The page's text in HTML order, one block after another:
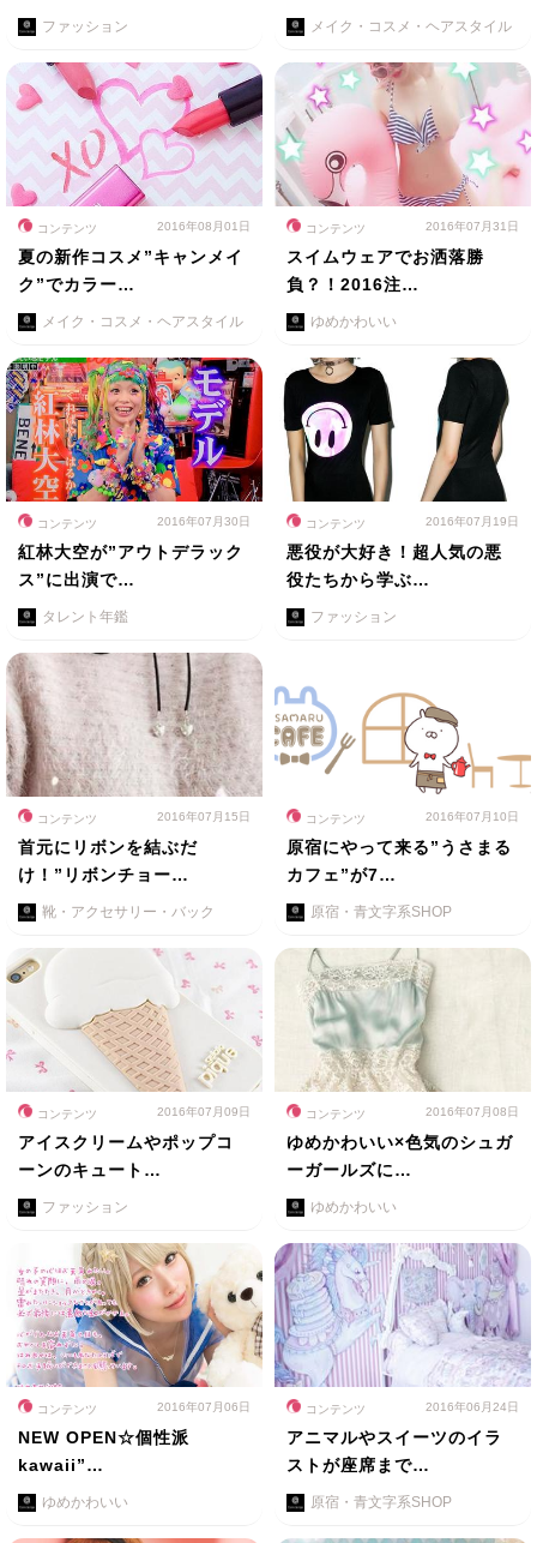
ファッション メイク・コスメ・ヘアスタイル
コンテンツ 2016年08月01日
夏の新作コスメ”キャンメイ
ク”でカラー…
メイク・コスメ・ヘアスタイル
コンテンツ 2016年07月31日
スイムウェアでお洒落勝
負？！2016注…
ゆめかわいい
コンテンツ 2016年07月30日
紅林大空が”アウトデラック
ス”に出演で…
タレント年鑑
コンテンツ 2016年07月19日
悪役が大好き！超人気の悪
役たちから学ぶ…
ファッション
コンテンツ 2016年07月15日
首元にリボンを結ぶだ
け！”リボンチョー…
靴・アクセサリー・バック
コンテンツ 2016年07月10日
原宿にやって来る”うさまる
カフェ”が7…
原宿・青文字系SHOP
コンテンツ 2016年07月09日
アイスクリームやポップコ
ーンのキュート…
ファッション
コンテンツ 2016年07月08日
ゆめかわいい×色気のシュガ
ーガールズに…
ゆめかわいい
コンテンツ 2016年07月06日
NEW OPEN☆個性派
kawaii”…
ゆめかわいい
コンテンツ 2016年06月24日
アニマルやスイーツのイラ
ストが座席まで…
原宿・青文字系SHOP